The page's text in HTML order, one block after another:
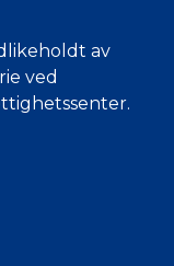
av
ved